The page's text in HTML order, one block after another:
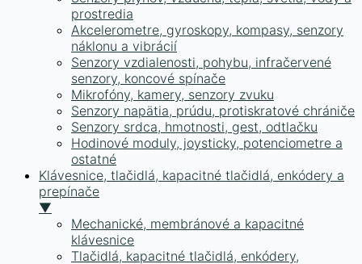
prostredia
Akcelerometre, gyroskopy, kompasy, senzory
náklonu a vibrácií
Senzory vzdialenosti, pohybu, infračervené
senzory, koncové spínače
Mikrofóny, kamery, senzory zvuku
Senzory napätia, prúdu, protiskratové chrániče
Senzory srdca, hmotnosti, gest, odtlačku
Hodinové moduly, joysticky, potenciometre a
ostatné
Klávesnice, tlačidlá, kapacitné tlačidlá, enkódery a
prepínače
▼
Mechanické, membránové a kapacitné
klávesnice
Tlačidlá, kapacitné tlačidlá, enkódery,